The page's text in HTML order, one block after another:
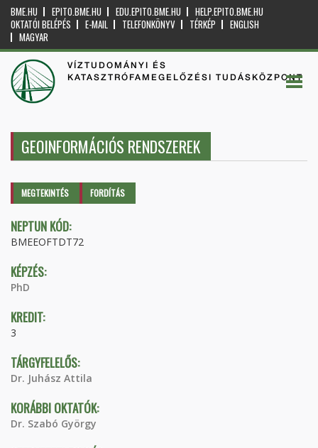
BME.HU EPITO.BME.HU EDU.EPITO.BME.HU
HELP.EPITO.BME.HU
OKTATÓI BELÉPÉS
E-MAIL TELEFONKÖNYV TÉRKÉP
ENGLISH
MAGYAR
VÍZTUDOMÁNYI ÉS
KATASZTRÓFAMEGELŐZÉSI TUDÁSKÖZPONT
GEOINFORMÁCIÓS RENDSZEREK
Elsődleges fülek
MEGTEKINTÉS (AKTÍVFORDÍTÁS
NEPTUN KÓD:
BMEEOFTDT72
KÉPZÉS:
PhD
KREDIT:
3
TÁRGYFELELŐS:
Dr. Juhász Attila
KORÁBBI OKTATÓK:
Dr. Szabó György